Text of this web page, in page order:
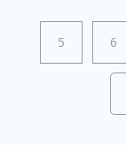
5 6